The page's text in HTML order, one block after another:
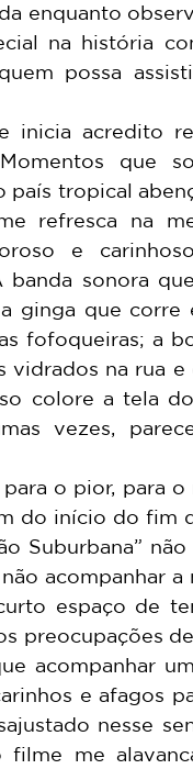
enquanto
na história
possa
que
país tropical
refresca na
e
banda sonora
ginga que corre
fofoqueiras; a
vidrados na rua e
colore a tela
vezes,
do início do fim
Suburbana”
acompanhar a
espaço de
preocupações
acompanhar
e afagos
nesse
me